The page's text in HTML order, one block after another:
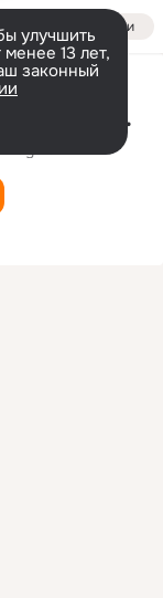
Войти
улучшить
13 лет,
законный
Dedicated (Hollt Remix)